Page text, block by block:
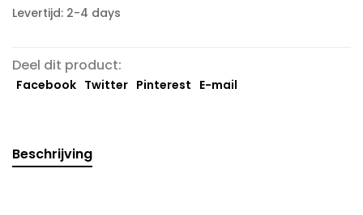
Levertijd: 2-4 days
Deel dit product:
Facebook Twitter Pinterest E-mail
Beschrijving